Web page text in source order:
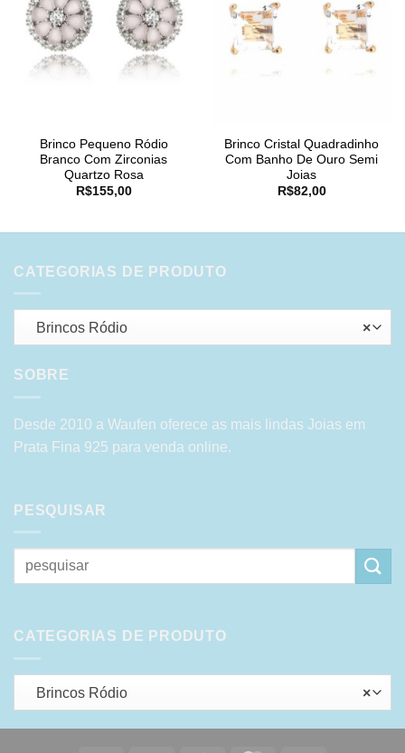
Brinco Pequeno Ródio
Branco Com Zirconias
Quartzo Rosa
R$155,00
Brinco Cristal Quadradinho
Com Banho De Ouro Semi
Joias
R$82,00
CATEGORIAS DE PRODUTO
×
Brincos Ródio
SOBRE
Desde 2010 a Waufen oferece as mais lindas Joias em
Prata Fina 925 para venda online.
PESQUISAR
Pesquisar
por:
CATEGORIAS DE PRODUTO
×
Brincos Ródio